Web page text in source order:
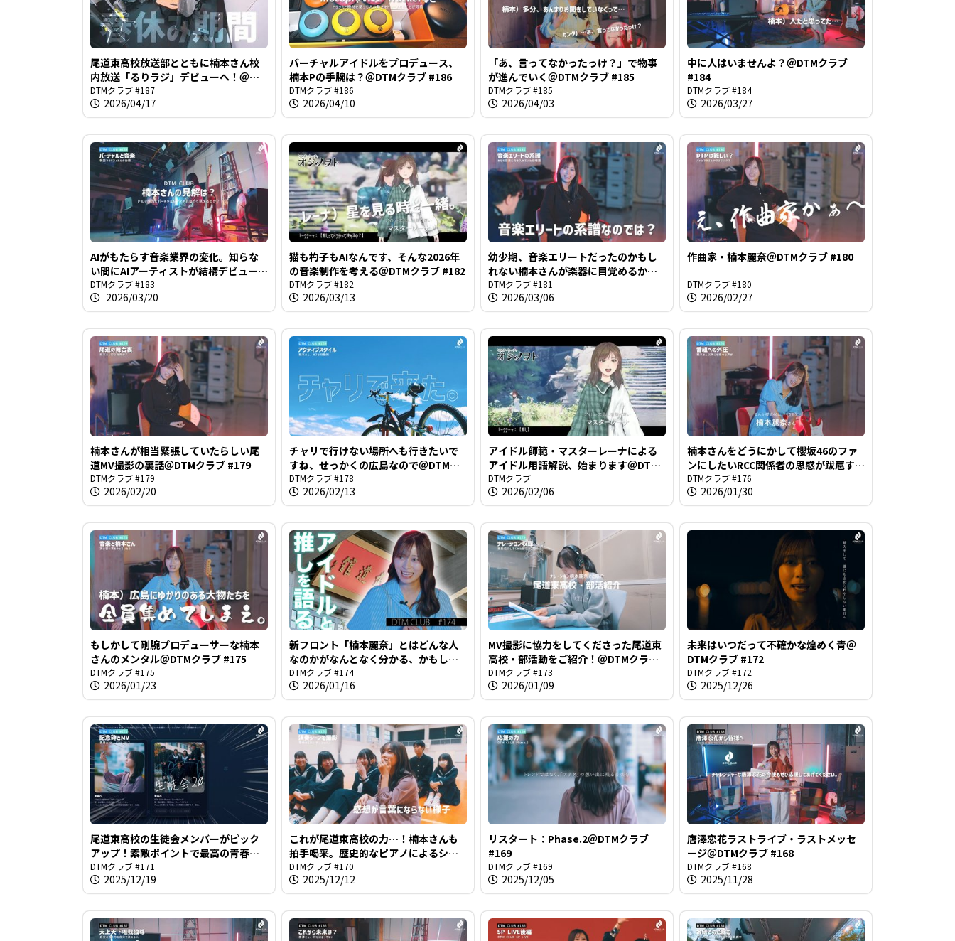
尾道東高校放送部とともに楠本さん校
内放送「るりラジ」デビューへ！＠
DTMクラブ #187
DTMクラブ #187
2026/04/17
バーチャルアイドルをプロデュース、
楠本Pの手腕は？＠DTMクラブ #186
DTMクラブ #186
2026/04/10
「あ、言ってなかったっけ？」で物事
が進んでいく＠DTMクラブ #185
DTMクラブ #185
2026/04/03
中に人はいませんよ？＠DTMクラブ
#184
DTMクラブ #184
2026/03/27
AIがもたらす音楽業界の変化。知らな
い間にAIアーティストが結構デビュー
してません？＠DTMクラブ #183
DTMクラブ #183
2026/03/20
猫も杓子もAIなんです、そんな2026年
の音楽制作を考える＠DTMクラブ #182
DTMクラブ #182
2026/03/13
幼少期、音楽エリートだったのかもし
れない楠本さんが楽器に目覚めるかも
しれない＠DTMクラブ #181
DTMクラブ #181
2026/03/06
作曲家・楠本麗奈＠DTMクラブ #180
DTMクラブ #180
2026/02/27
楠本さんが相当緊張していたらしい尾
道MV撮影の裏話＠DTMクラブ #179
DTMクラブ #179
2026/02/20
チャリで行けない場所へも行きたいで
すね、せっかくの広島なので＠DTMク
ラブ #178
DTMクラブ #178
2026/02/13
アイドル師範・マスターレーナによる
アイドル用語解説、始まります＠DTM
クラブ #177
DTMクラブ
2026/02/06
楠本さんをどうにかして櫻坂46のファ
ンにしたいRCC関係者の思惑が跋扈する
番組＠DTMクラブ #176
DTMクラブ #176
2026/01/30
もしかして剛腕プロデューサーな楠本
さんのメンタル＠DTMクラブ #175
DTMクラブ #175
2026/01/23
新フロント「楠本麗奈」とはどんな人
なのかがなんとなく分かる、かもしれ
ない＠DTMクラブ #174
DTMクラブ #174
2026/01/16
MV撮影に協力をしてくださった尾道東
高校・部活動をご紹介！＠DTMクラブ
#173
DTMクラブ #173
2026/01/09
未来はいつだって不確かな煌めく青＠
DTMクラブ #172
DTMクラブ #172
2025/12/26
尾道東高校の生徒会メンバーがピック
アップ！素敵ポイントで最高の青春カ
ットを＠DTMクラブ #171
DTMクラブ #171
2025/12/19
これが尾道東高校の力…！楠本さんも
拍手喝采。歴史的なピアノによるショ
パンの演奏＠DTMクラブ #170
DTMクラブ #170
2025/12/12
リスタート：Phase.2＠DTMクラブ
#169
DTMクラブ #169
2025/12/05
唐澤恋花ラストライブ・ラストメッセ
ージ＠DTMクラブ #168
DTMクラブ #168
2025/11/28